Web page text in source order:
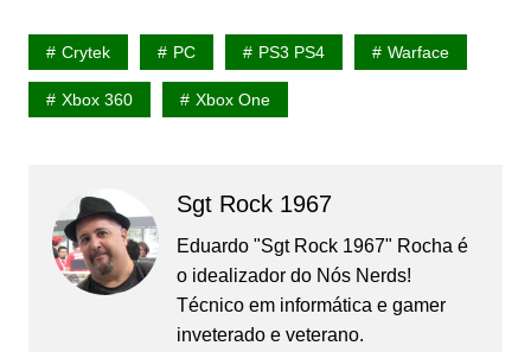
Crytek PC PS3 PS4 Warface
Xbox 360 Xbox One
Sgt Rock 1967
Eduardo "Sgt Rock 1967" Rocha é
o idealizador do Nós Nerds!
Técnico em informática e gamer
inveterado e veterano.